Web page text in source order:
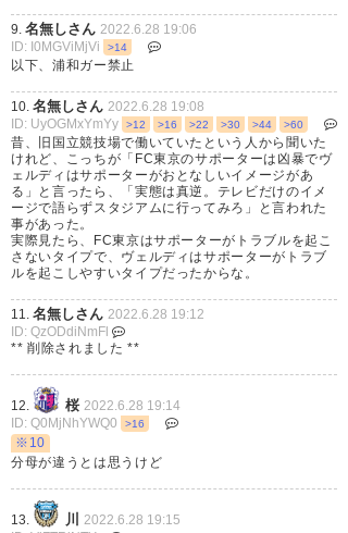
犯するよ。 もう少しペナルティ
課した方がいい。 反省文400字
詰め原稿用紙5枚とか。 #verdy
https://t.co/ASPEq2gVUL
— OGAHAUS (ogahouse)2022,
6月 27
処分内容が妥当かどうかは自分
には分からないが、早くも発表
が。 #verdy #jefunited
https://t.co/6kvaaLgSDj
— とし＠7/2アウェイ大分戦
(DAZN視聴) (scr_kansen_love)
2022, 6月 27
9. 名無しさん 2022.6.28 19:06
ID: I0MGViMjVi
>14
以下、浦和ガー禁止
10. 名無しさん 2022.6.28 19:08
ID: UyOGMxYmYy
>12 >16 >22 >30 >44 >60
昔、旧国立競技場で働いていたという人から聞いた
けれど、こっちが「FC東京のサポーターは凶暴でヴ
ェルディはサポーターがおとなしいイメージがあ
る」と言ったら、「実態は真逆。テレビだけのイメ
ージで語らずスタジアムに行ってみろ」と言われた
事があった。
実際見たら、FC東京はサポーターがトラブルを起こ
さないタイプで、ヴェルディはサポーターがトラブ
ルを起こしやすいタイプだったからな。
11. 名無しさん 2022.6.28 19:12
ID: QzODdiNmFl
** 削除されました **
12. 桜 2022.6.28 19:14
ID: Q0MjNhYWQ0
>16
※10
分母が違うとは思うけど
13. 川 2022.6.28 19:15